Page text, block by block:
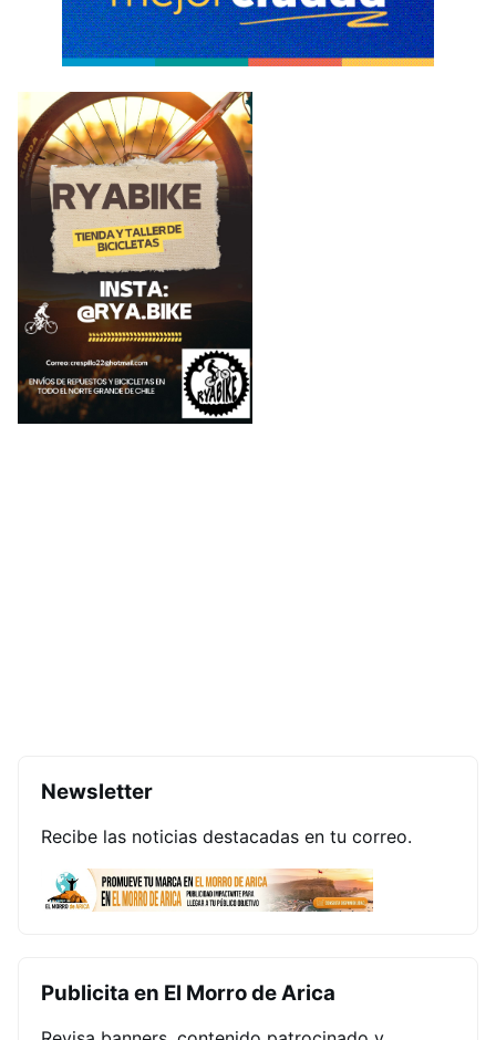
Newsletter
Recibe las noticias destacadas en tu correo.
Publicita en El Morro de Arica